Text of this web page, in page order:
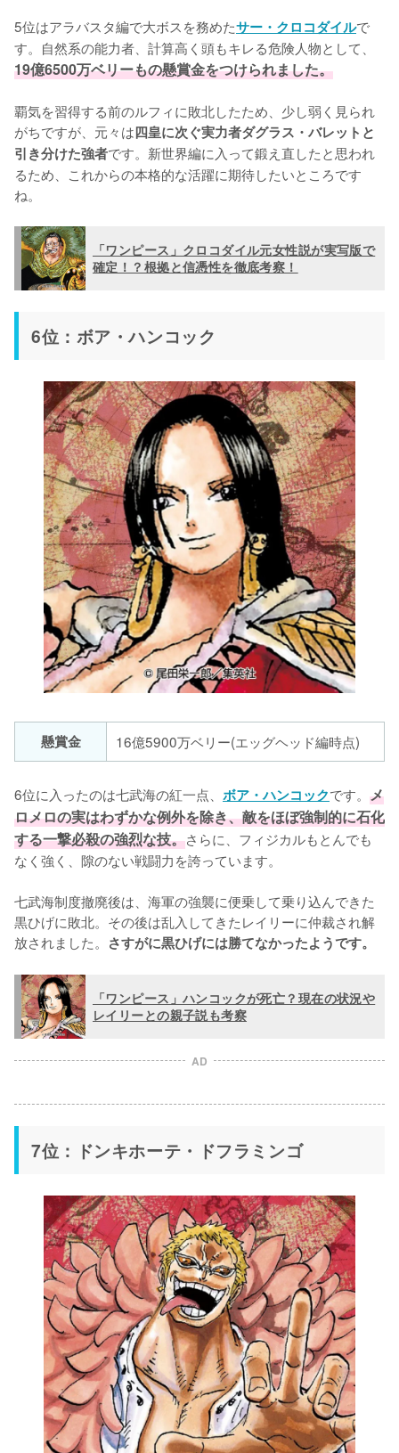
5位はアラバスタ編で大ボスを務めたサー・クロコダイルで
す。自然系の能力者、計算高く頭もキレる危険人物として、
19億6500万ベリーもの懸賞金をつけられました。
覇気を習得する前のルフィに敗北したため、少し弱く見られ
がちですが、元々は四皇に次ぐ実力者ダグラス・バレットと
引き分けた強者です。新世界編に入って鍛え直したと思われ
るため、これからの本格的な活躍に期待したいところです
ね。
「ワンピース」クロコダイル元女性説が実写版で
確定！？根拠と信憑性を徹底考察！
6位：ボア・ハンコック
懸賞金 16億5900万ベリー(エッグヘッド編時点)
6位に入ったのは七武海の紅一点、 ボア・ハンコックです。 メ
ロメロの実はわずかな例外を除き、敵をほぼ強制的に石化
する一撃必殺の強烈な技。さらに、フィジカルもとんでも
なく強く、隙のない戦闘力を誇っています。
七武海制度撤廃後は、海軍の強襲に便乗して乗り込んできた
黒ひげに敗北。その後は乱入してきたレイリーに仲裁され解
放されました。 さすがに黒ひげには勝てなかったようです。
「ワンピース」ハンコックが死亡？現在の状況や
レイリーとの親子説も考察
AD
7位：ドンキホーテ・ドフラミンゴ